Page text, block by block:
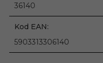
36140
Kod EAN:
5903313306140